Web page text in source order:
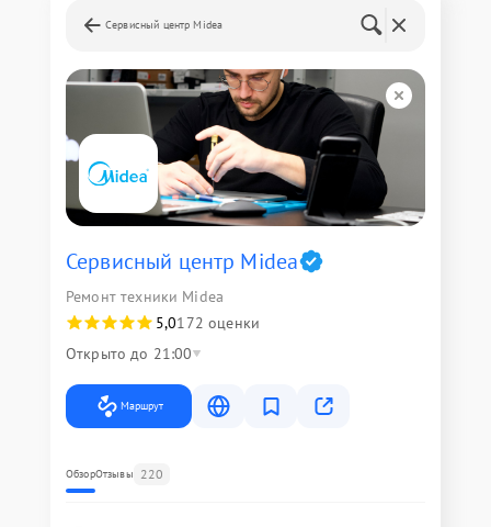
Сервисный центр Midea
Сервисный центр Midea
Ремонт техники Midea
5,0172 оценки
Открыто до 21:00
Маршрут
ОбзорОтзывы 220